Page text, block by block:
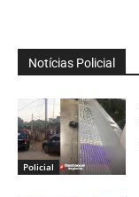
Notícias Policial
Policial